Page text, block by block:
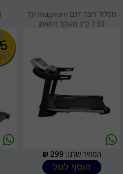
מסלול ריצה דגם magnum עד
130 ק"ג משקל מתאמן
המחיר שלנו:299
₪
הוסף לסל